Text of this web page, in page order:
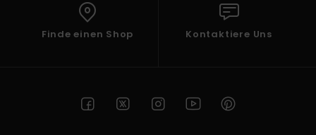
Finde einen Shop Kontaktiere Uns